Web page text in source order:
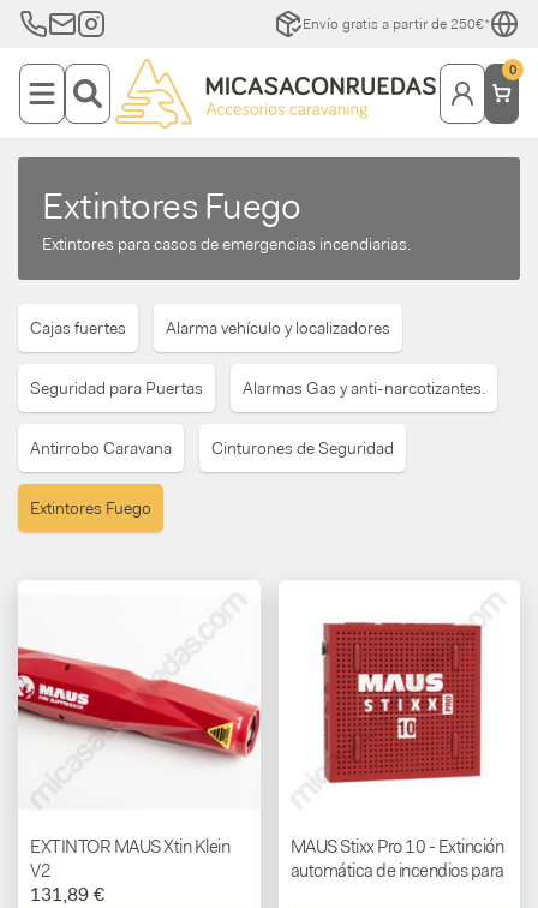
Envío gratis a partir de 250€*
0
Extintores Fuego
Extintores para casos de emergencias incendiarias.
Cajas fuertes Alarma vehículo y localizadores
Seguridad para Puertas Alarmas Gas y anti-narcotizantes.
Antirrobo Caravana Cinturones de Seguridad
Extintores Fuego
EXTINTOR MAUS Xtin Klein
V2
131,89 €
MAUS Stixx Pro 10 - Extinción
automática de incendios para